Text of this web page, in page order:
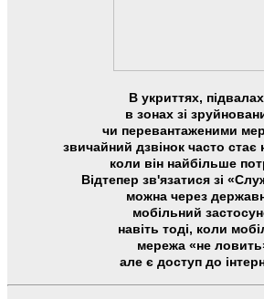
В укриттях,
в зонах зі
чи перевантаженими
звичайний дзвінок часто
коли він найбільше
Відтепер зв'язатися зі
можна через
мобільний
навіть тоді, коли
мережа «не
але є доступ до